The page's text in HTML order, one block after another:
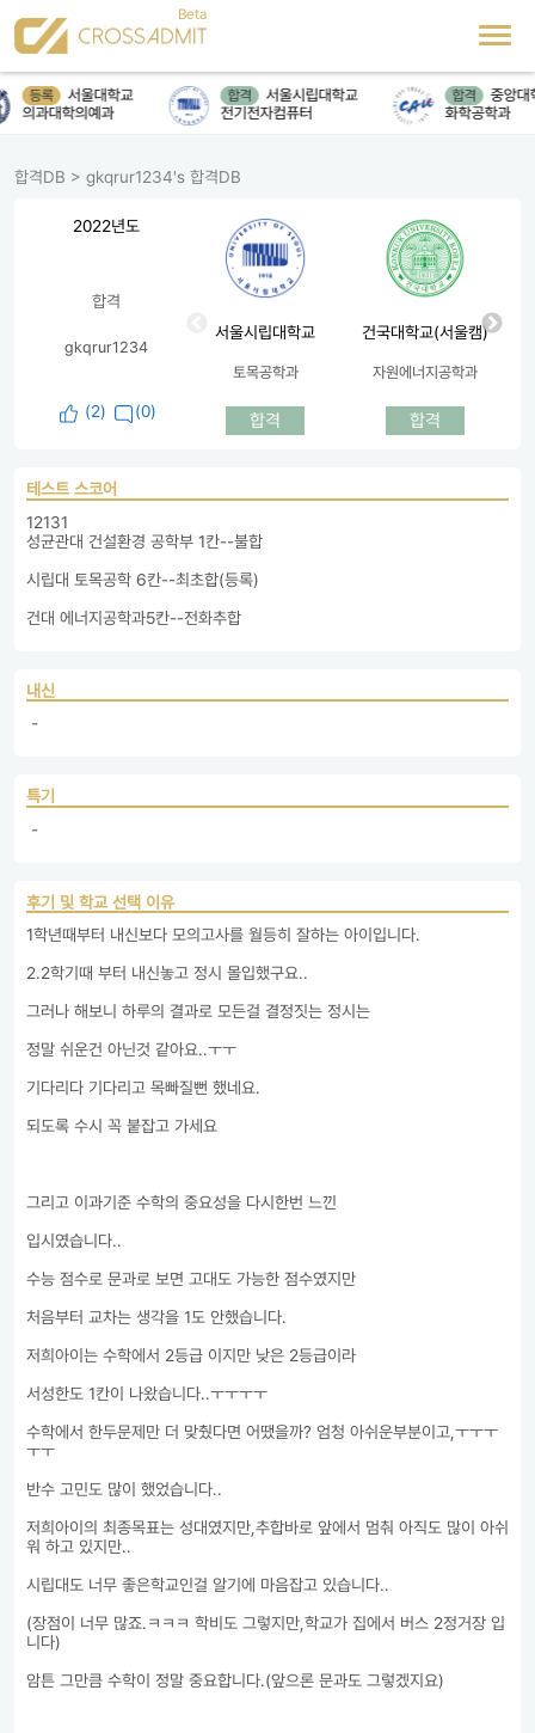
등록
서울대학교
의과대학의예과
합격
서울시립대학교
전기전자컴퓨터
합격
중앙대
화학공학과
합격DB > gkqrur1234's 합격DB
2022년도
합격
gkqrur1234
(2) (0)
서울시립대학교
토목공학과
합격
건국대학교(서울캠)
자원에너지공학과
합격
테스트 스코어
12131
성균관대 건설환경 공학부 1칸--불합
시립대 토목공학 6칸--최초합(등록)
건대 에너지공학과5칸--전화추합
내신
-
특기
-
후기 및 학교 선택 이유
1학년때부터 내신보다 모의고사를 월등히 잘하는 아이입니다.
2.2학기때 부터 내신놓고 정시 몰입했구요..
그러나 해보니 하루의 결과로 모든걸 결정짓는 정시는
정말 쉬운건 아닌것 같아요..ㅜㅜ
기다리다 기다리고 목빠질뻔 했네요.
되도록 수시 꼭 붙잡고 가세요
그리고 이과기준 수학의 중요성을 다시한번 느낀
입시였습니다..
수능 점수로 문과로 보면 고대도 가능한 점수였지만
처음부터 교차는 생각을 1도 안했습니다.
저희아이는 수학에서 2등급 이지만 낮은 2등급이라
서성한도 1칸이 나왔습니다..ㅜㅜㅜㅜ
수학에서 한두문제만 더 맞췄다면 어땠을까? 엄청 아쉬운부분이고,ㅜㅜㅜ
ㅜㅜ
반수 고민도 많이 했었습니다..
저희아이의 최종목표는 성대였지만,추합바로 앞에서 멈춰 아직도 많이 아쉬
워 하고 있지만..
시립대도 너무 좋은학교인걸 알기에 마음잡고 있습니다..
(장점이 너무 많죠.ㅋㅋㅋ 학비도 그렇지만,학교가 집에서 버스 2정거장 입
니다)
암튼 그만큼 수학이 정말 중요합니다.(앞으론 문과도 그렇겠지요)